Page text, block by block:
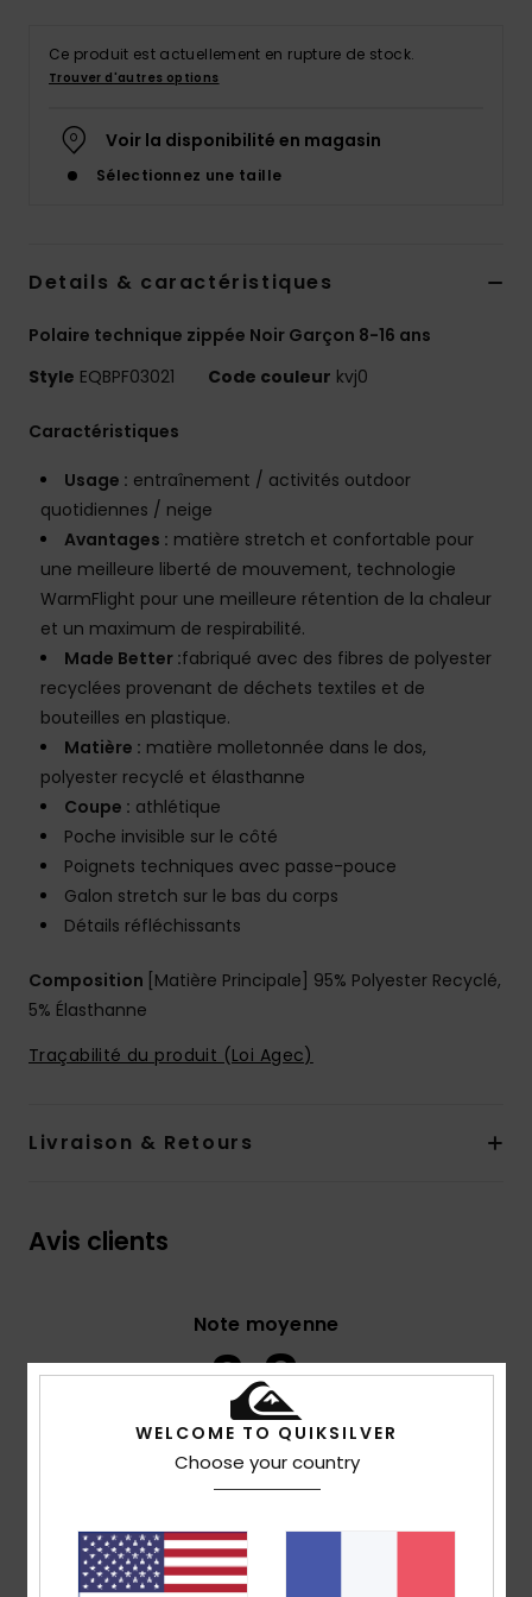
Ce produit est actuellement en rupture de stock.
Trouver d'autres options
Voir la disponibilité en magasin
Sélectionnez une taille
Details & caractéristiques
Polaire technique zippée Noir Garçon 8-16 ans
Style EQBPF03021 Code couleur kvj0
Caractéristiques
Usage : entraînement / activités outdoor
quotidiennes / neige
Avantages : matière stretch et confortable pour
une meilleure liberté de mouvement, technologie
WarmFlight pour une meilleure rétention de la chaleur
et un maximum de respirabilité.
Made Better :fabriqué avec des fibres de polyester
recyclées provenant de déchets textiles et de
bouteilles en plastique.
Matière : matière molletonnée dans le dos,
polyester recyclé et élasthanne
Coupe : athlétique
Poche invisible sur le côté
Poignets techniques avec passe-pouce
Galon stretch sur le bas du corps
Détails réfléchissants
Composition [Matière Principale] 95% Polyester Recyclé,
5% Élasthanne
Traçabilité du produit (Loi Agec)
Livraison & Retours
Avis clients
Note moyenne
3.8
4 avis vérifiésdepuis décembre 2025
75% de nos clients recommandent ce produit
Confort
4.5
WELCOME TO QUIKSILVER
Choose your country